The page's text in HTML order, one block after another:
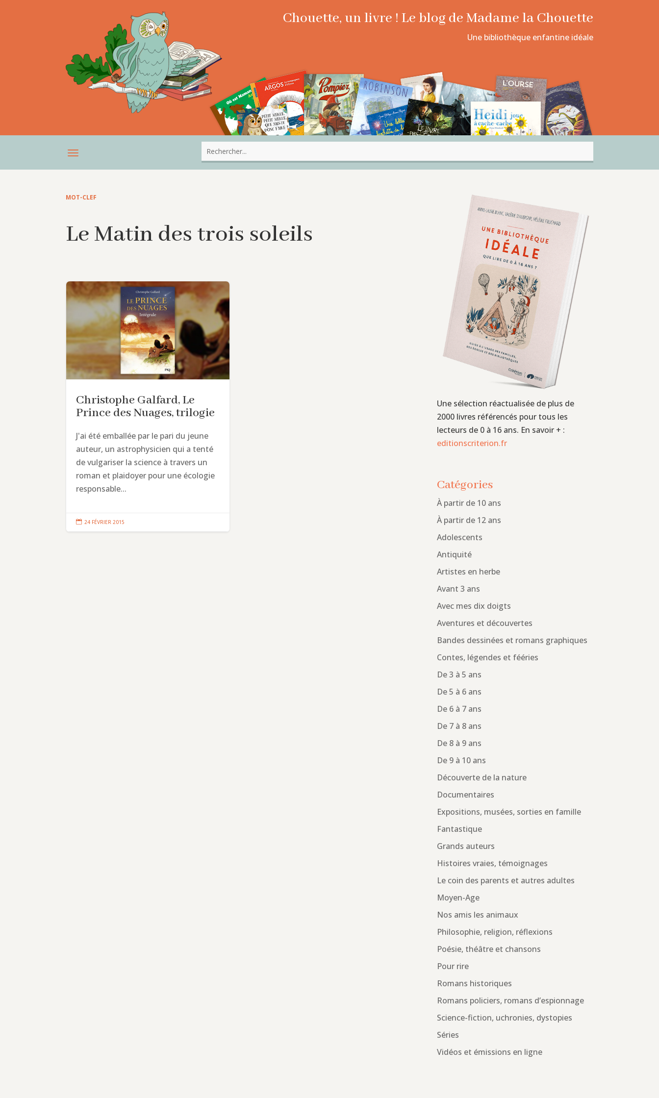
Chouette, un livre ! Le blog de Madame la Chouette
Une bibliothèque enfantine idéale
MOT-CLEF
Le Matin des trois soleils
Christophe Galfard, Le
Prince des Nuages, trilogie
J'ai été emballée par le pari du jeune
auteur, un astrophysicien qui a tenté
de vulgariser la science à travers un
roman et plaidoyer pour une écologie
responsable...
 24 FÉVRIER 2015
Une sélection réactualisée de plus de
2000 livres référencés pour tous les
lecteurs de 0 à 16 ans. En savoir + :
editionscriterion.fr
Catégories
À partir de 10 ans
À partir de 12 ans
Adolescents
Antiquité
Artistes en herbe
Avant 3 ans
Avec mes dix doigts
Aventures et découvertes
Bandes dessinées et romans graphiques
Contes, légendes et fééries
De 3 à 5 ans
De 5 à 6 ans
De 6 à 7 ans
De 7 à 8 ans
De 8 à 9 ans
De 9 à 10 ans
Découverte de la nature
Documentaires
Expositions, musées, sorties en famille
Fantastique
Grands auteurs
Histoires vraies, témoignages
Le coin des parents et autres adultes
Moyen-Age
Nos amis les animaux
Philosophie, religion, réflexions
Poésie, théâtre et chansons
Pour rire
Romans historiques
Romans policiers, romans d’espionnage
Science-fiction, uchronies, dystopies
Séries
Vidéos et émissions en ligne